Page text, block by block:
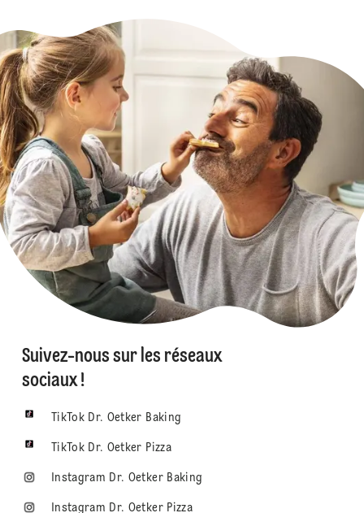
Suivez-nous sur les réseaux
sociaux !
TikTok Dr. Oetker Baking
TikTok Dr. Oetker Pizza
Instagram Dr. Oetker Baking
Instagram Dr. Oetker Pizza